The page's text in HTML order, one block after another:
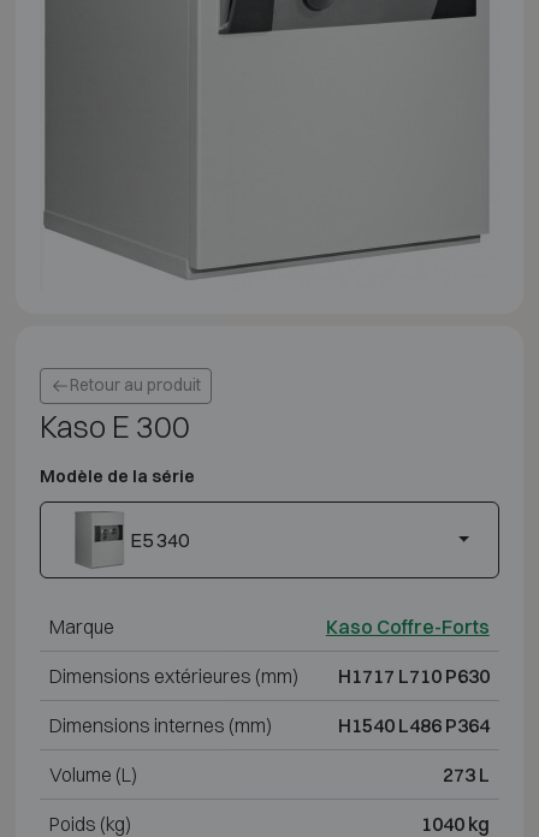
Retour au produit
Kaso E 300
Modèle de la série
E5 340
Marque Kaso Coffre-Forts
Dimensions extérieures (mm) H1717 L710 P630
Dimensions internes (mm) H1540 L486 P364
Volume (L) 273 L
Poids (kg) 1040 kg